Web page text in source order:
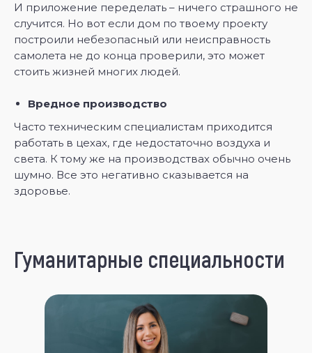
И приложение переделать – ничего страшного не
случится. Но вот если дом по твоему проекту
построили небезопасный или неисправность
самолета не до конца проверили, это может
стоить жизней многих людей.
Вредное производство
Часто техническим специалистам приходится
работать в цехах, где недостаточно воздуха и
света. К тому же на производствах обычно очень
шумно. Все это негативно сказывается на
здоровье.
Гуманитарные специальности